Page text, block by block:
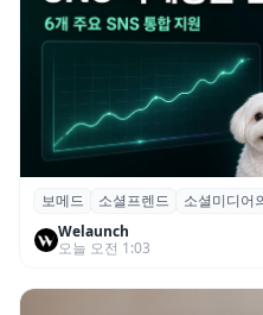
보메드 ‘소셜프렌드’,
SNS 마케팅 통합 지원
보메드 소셜프렌드
소셜미디어
Welaunch
오늘 오전 1:03